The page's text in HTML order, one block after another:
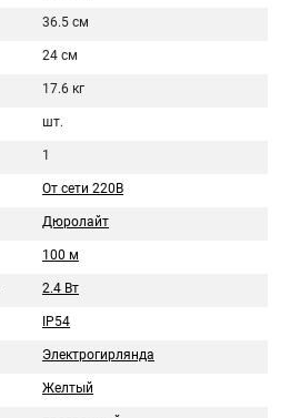
36.5 см
24 см
17.6 кг
шт.
1
От сети 220В
Дюролайт
100 м
2.4 Вт
IP54
Электрогирлянда
Желтый